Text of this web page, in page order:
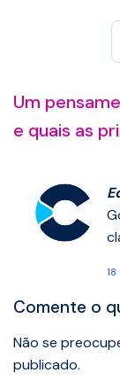
Um
e quais as
Comente o
Não se
publicado.